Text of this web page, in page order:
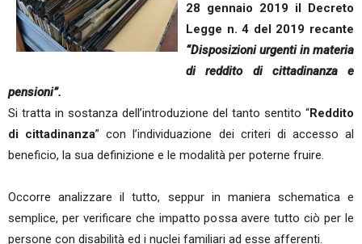
28 gennaio 2019 il Decreto
Legge n. 4 del 2019 recante
“Disposizioni urgenti in materia
di reddito di cittadinanza e
pensioni”.
Si tratta in sostanza dell’introduzione del tanto sentito “Reddito
di cittadinanza” con l’individuazione dei criteri di accesso al
beneficio, la sua definizione e le modalità per poterne fruire.
Occorre analizzare il tutto, seppur in maniera schematica e
semplice, per verificare che impatto possa avere tutto ciò per le
persone con disabilità ed i nuclei familiari ad esse afferenti.